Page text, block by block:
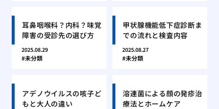
耳鼻咽喉科？内科？味覚
障害の受診先の選び方
2025.08.29
未分類
甲状腺機能低下症診断ま
での流れと検査内容
2025.08.27
未分類
アデノウイルスの咳子ど
もと大人の違い
溶連菌による顔の発疹治
療法とホームケア